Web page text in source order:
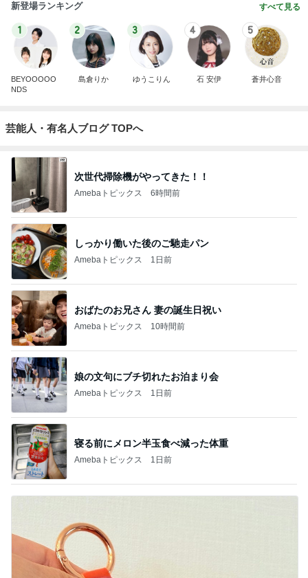
新登場ランキング すべて見る
1
BEYOOOOO
NDS
2
島倉りか
3
ゆうこりん
4
石 安伊
5
蒼井心音
芸能人・有名人ブログ TOPへ
次世代掃除機がやってきた！！
Amebaトピックス 6時間前
しっかり働いた後のご馳走パン
Amebaトピックス 1日前
おばたのお兄さん 妻の誕生日祝い
Amebaトピックス 10時間前
娘の文句にブチ切れたお泊まり会
Amebaトピックス 1日前
寝る前にメロン半玉食べ減った体重
Amebaトピックス 1日前